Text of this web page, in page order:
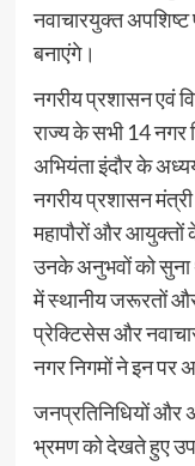
नवाचारयुक्त
बनाएंगे।
नगरीय प्रशासन एवं
राज्य के सभी 14 नगर
अभियंता इंदौर के
नगरीय प्रशासन
महापौरों और आयुक्तों
उनके अनुभवों को सुना
में स्थानीय जरूरतों
प्रेक्टिसेस और
नगर निगमों ने इन पर
जनप्रतिनिधियों और
भ्रमण को देखते हुए